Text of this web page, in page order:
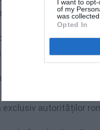
I want to
of my
was collected.
Opted In
a lucrătorilor.
care au fost
cu familiile lor,
în ciuda faptului că
și să obțină venituri
autorităților